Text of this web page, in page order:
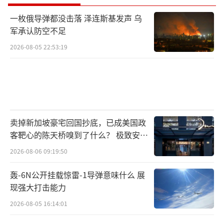
一枚俄导弹都没击落 泽连斯基发声 乌
军承认防空不足
2026-08-05 22:53:19
卖掉新加坡豪宅回国抄底，已成美国政
客靶心的陈天桥嗅到了什么？ 极致安全
的追寻
2026-08-06 09:19:50
轰-6N公开挂载惊雷-1导弹意味什么 展
现强大打击能力
2026-08-05 16:14:01